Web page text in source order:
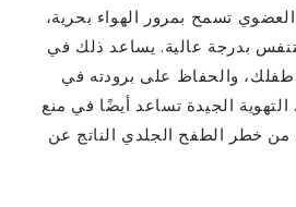
تسمح بمرور الهواء بحرية،
بدرجة عالية. يساعد ذلك في
والحفاظ على برودته في
الجيدة تساعد أيضًا في منع
من خطر الطفح الجلدي الناتج عن